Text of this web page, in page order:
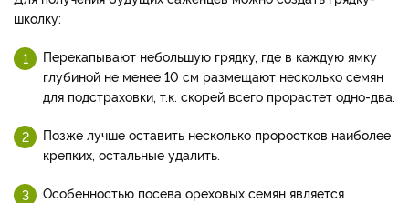
школку:
Перекапывают небольшую грядку, где в каждую ямку
глубиной не менее 10 см размещают несколько семян
для подстраховки, т.к. скорей всего прорастет одно-два.
Позже лучше оставить несколько проростков наиболее
крепких, остальные удалить.
Особенностью посева ореховых семян является